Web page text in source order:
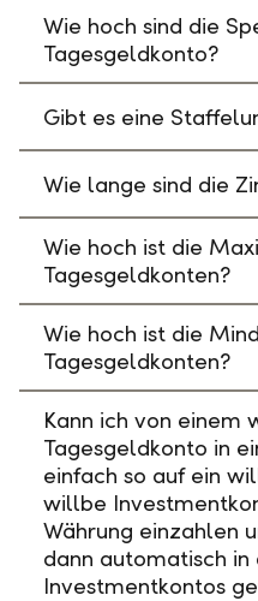
Wie hoch sind die
Tagesgeldkonto?
Gibt es eine
Wie lange sind die
Wie hoch ist die
Tagesgeldkonten?
Wie hoch ist die
Tagesgeldkonten?
Kann ich von einem
Tagesgeldkonto in
einfach so auf ein
willbe
Währung einzahlen
dann automatisch in
Investmentkontos